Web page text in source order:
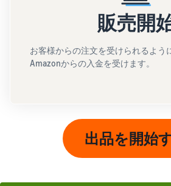
販売開
お客様からの注文を受けられるよう
Amazonからの入金を受けます。
出品を開始